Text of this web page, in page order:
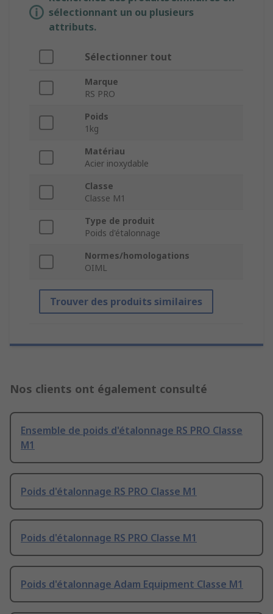
sélectionnant un ou plusieurs
attributs.
Sélectionner tout
Marque
RS PRO
Poids
1kg
Matériau
Acier inoxydable
Classe
Classe M1
Type de produit
Poids d'étalonnage
Normes/homologations
OIML
Trouver des produits similaires
Nos clients ont également consulté
Ensemble de poids d'étalonnage RS PRO Classe
M1
Poids d'étalonnage RS PRO Classe M1
Poids d'étalonnage RS PRO Classe M1
Poids d'étalonnage Adam Equipment Classe M1